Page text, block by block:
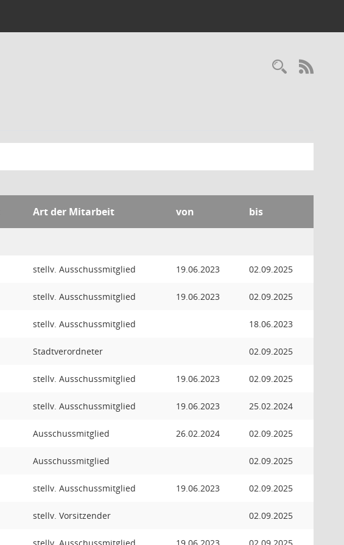
Art der Mitarbeit von bis
stellv. Ausschussmitglied 19.06.2023 02.09.2025
stellv. Ausschussmitglied 19.06.2023 02.09.2025
stellv. Ausschussmitglied 18.06.2023
Stadtverordneter 02.09.2025
stellv. Ausschussmitglied 19.06.2023 02.09.2025
stellv. Ausschussmitglied 19.06.2023 25.02.2024
Ausschussmitglied 26.02.2024 02.09.2025
Ausschussmitglied 02.09.2025
stellv. Ausschussmitglied 19.06.2023 02.09.2025
stellv. Vorsitzender 02.09.2025